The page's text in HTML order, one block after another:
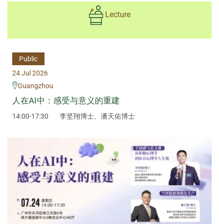
Lecture
Public
24 Jul 2026
Guangzhou
人在AI中：感受与意义的重建
14:00-17:30 李坚翔博士、潘天佑博士